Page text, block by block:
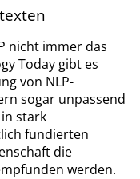
nicht immer das
Today gibt es
von NLP-
sogar unpassend
stark
fundierten
die
werden.